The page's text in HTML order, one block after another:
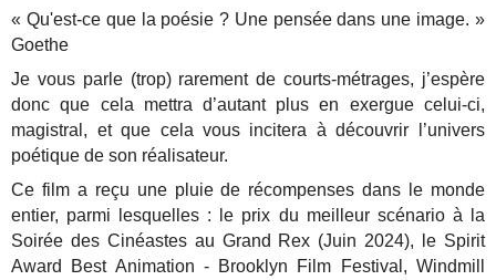
« Qu'est-ce que la poésie ? Une pensée dans une image. »
Goethe
Je vous parle (trop) rarement de courts-métrages, j’espère
donc que cela mettra d’autant plus en exergue celui-ci,
magistral, et que cela vous incitera à découvrir l’univers
poétique de son réalisateur.
Ce film a reçu une pluie de récompenses dans le monde
entier, parmi lesquelles : le prix du meilleur scénario à la
Soirée des Cinéastes au Grand Rex (Juin 2024), le Spirit
Award Best Animation - Brooklyn Film Festival, Windmill